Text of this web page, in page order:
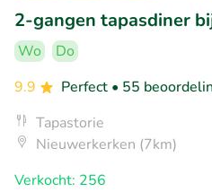
2-gangen tapasdiner
Wo
Do
9.9
Perfect • 55
Tapastorie
Nieuwerkerken (7km)
Verkocht: 256